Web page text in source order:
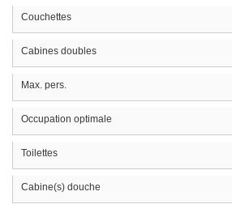
Couchettes
Cabines doubles
Max. pers.
Occupation optimale
Toilettes
Cabine(s) douche